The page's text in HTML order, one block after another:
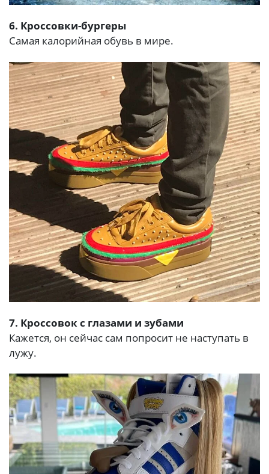
6. Кроссовки-бургеры
Самая калорийная обувь в мире.
7. Кроссовок с глазами и зубами
Кажется, он сейчас сам попросит не наступать в
лужу.